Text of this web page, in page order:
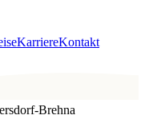
KarriereKontakt
Brehna